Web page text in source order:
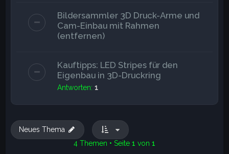
Bildersammler 3D Druck-Arme und
Cam-Einbau mit Rahmen
(entfernen)
Kauftipps: LED Stripes für den
Eigenbau in 3D-Druckring
Antworten:1
Neues Thema
4 Themen • Seite 1 von 1